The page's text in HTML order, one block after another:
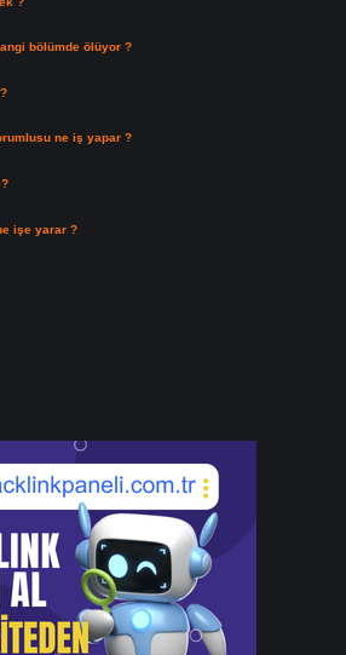
bölümde ölüyor ?
ne iş yapar ?
işe yarar ?